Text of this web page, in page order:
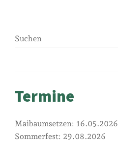
Suchen
Termine
Maibaumsetzen: 16.05.2026
Sommerfest: 29.08.2026